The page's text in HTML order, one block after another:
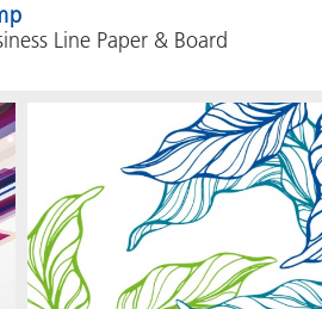
Line Paper & Board